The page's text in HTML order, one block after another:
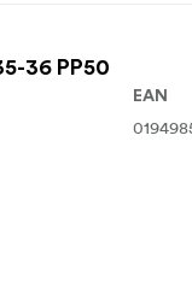
36 PP50
EAN